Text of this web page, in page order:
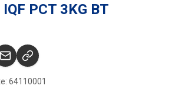
PCT 3KG BT
64110001